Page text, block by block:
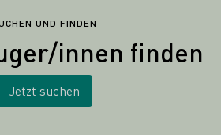
UND FINDEN
innen finden
Jetzt suchen